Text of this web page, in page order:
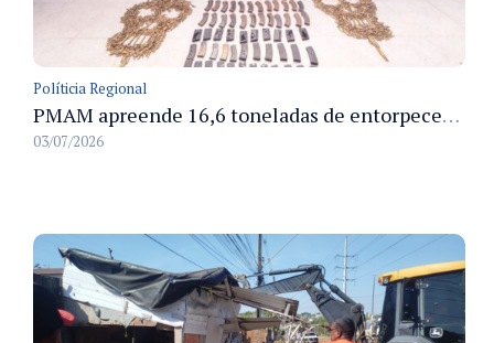
Políticia Regional
PMAM apreende 16,6 toneladas de entorpecentes e registra aumento nas prisões em flagrante e nas capturas de foragidos no primeiro semestre de 2026
03/07/2026